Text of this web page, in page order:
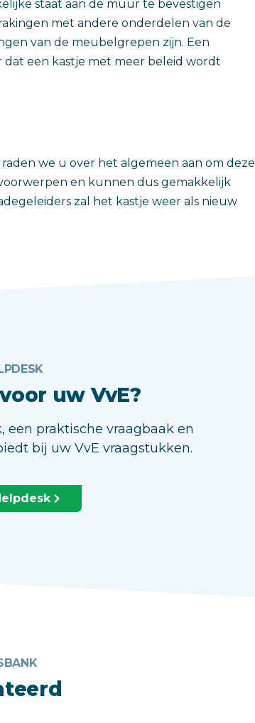
staat aan de muur te bevestigen
met andere onderdelen van de
van de meubelgrepen zijn. Een
dat een kastje met meer beleid wordt
raden we u over het algemeen aan om deze
en kunnen dus gemakkelijk
zal het kastje weer als nieuw
uw VvE?
een praktische vraagbaak en
bij uw VvE vraagstukken.